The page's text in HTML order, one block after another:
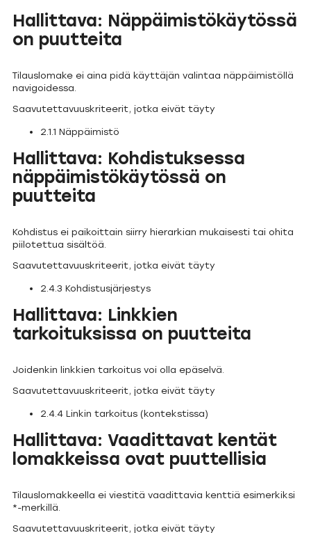
Hallittava: Näppäimistökäytössä
on puutteita
Tilauslomake ei aina pidä käyttäjän valintaa näppäimistöllä
navigoidessa.
Saavutettavuuskriteerit, jotka eivät täyty
2.1.1 Näppäimistö
Hallittava: Kohdistuksessa
näppäimistökäytössä on
puutteita
Kohdistus ei paikoittain siirry hierarkian mukaisesti tai ohita
piilotettua sisältöä.
Saavutettavuuskriteerit, jotka eivät täyty
2.4.3 Kohdistusjärjestys
Hallittava: Linkkien
tarkoituksissa on puutteita
Joidenkin linkkien tarkoitus voi olla epäselvä.
Saavutettavuuskriteerit, jotka eivät täyty
2.4.4 Linkin tarkoitus (kontekstissa)
Hallittava: Vaadittavat kentät
lomakkeissa ovat puuttellisia
Tilauslomakkeella ei viestitä vaadittavia kenttiä esimerkiksi
*-merkillä.
Saavutettavuuskriteerit, jotka eivät täyty